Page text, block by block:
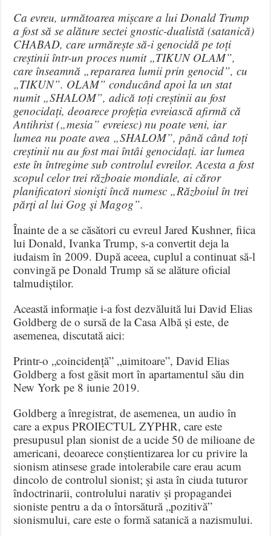
Ca evreu, următoarea mișcare a lui Donald Trump
a fost să se alăture sectei gnostic-dualistă (satanică)
CHABAD, care urmărește să-i genocidă pe toți
creștinii într-un proces numit „TIKUN OLAM”,
care înseamnă „repararea lumii prin genocid”, cu
„TIKUN”. OLAM” conducând apoi la un stat
numit „SHALOM”, adică toți creștinii au fost
genocidați, deoarece profeția evreiască afirmă că
Antihrist („mesia” evreiesc) nu poate veni, iar
lumea nu poate avea „SHALOM”, până când toți
creștinii nu au fost mai întâi genocidați. iar lumea
este în întregime sub controlul evreilor. Acesta a fost
scopul celor trei războaie mondiale, ai căror
planificatori sionişti încă numesc „Războiul în trei
părţi al lui Gog şi Magog”.
Înainte de a se căsători cu evreul Jared Kushner, fiica
lui Donald, Ivanka Trump, s-a convertit deja la
iudaism în 2009. După aceea, cuplul a continuat să-l
convingă pe Donald Trump să se alăture oficial
talmudiștilor.
Această informație i-a fost dezvăluită lui David Elias
Goldberg de o sursă de la Casa Albă și este, de
asemenea, discutată aici:
Printr-o „coincidență” „uimitoare”, David Elias
Goldberg a fost găsit mort în apartamentul său din
New York pe 8 iunie 2019.
Goldberg a înregistrat, de asemenea, un audio în
care a expus PROIECTUL ZYPHR, care este
presupusul plan sionist de a ucide 50 de milioane de
americani, deoarece conștientizarea lor cu privire la
sionism atinsese grade intolerabile care erau acum
dincolo de controlul sionist; și asta în ciuda tuturor
îndoctrinarii, controlului narativ și propagandei
sioniste pentru a da o întorsătură „pozitivă”
sionismului, care este o formă satanică a nazismului.